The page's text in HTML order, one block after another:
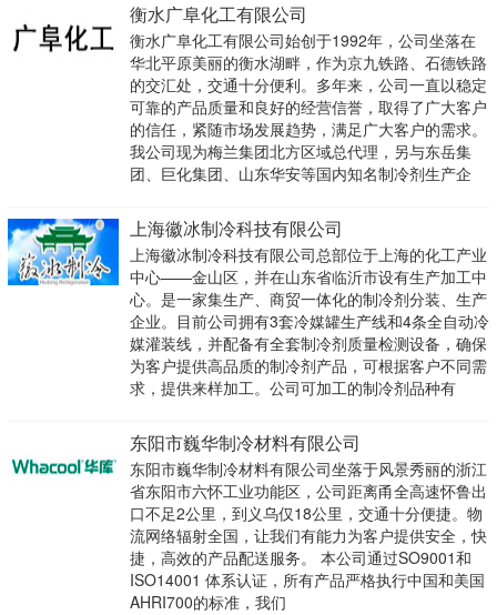
衡水广阜化工有限公司
衡水广阜化工有限公司始创于1992年，公司坐落在
华北平原美丽的衡水湖畔，作为京九铁路、石德铁路
的交汇处，交通十分便利。多年来，公司一直以稳定
可靠的产品质量和良好的经营信誉，取得了广大客户
的信任，紧随市场发展趋势，满足广大客户的需求。
我公司现为梅兰集团北方区域总代理，另与东岳集
团、巨化集团、山东华安等国内知名制冷剂生产企
上海徽冰制冷科技有限公司
上海徽冰制冷科技有限公司总部位于上海的化工产业
中心——金山区，并在山东省临沂市设有生产加工中
心。是一家集生产、商贸一体化的制冷剂分装、生产
企业。目前公司拥有3套冷媒罐生产线和4条全自动冷
媒灌装线，并配备有全套制冷剂质量检测设备，确保
为客户提供高品质的制冷剂产品，可根据客户不同需
求，提供来样加工。公司可加工的制冷剂品种有
东阳市巍华制冷材料有限公司
东阳市巍华制冷材料有限公司坐落于风景秀丽的浙江
省东阳市六怀工业功能区，公司距离甬全高速怀鲁出
口不足2公里，到义乌仅18公里，交通十分便捷。物
流网络辐射全国，让我们有能力为客户提供安全，快
捷，高效的产品配送服务。 本公司通过SO9001和
ISO14001 体系认证，所有产品严格执行中国和美国
AHRI700的标准，我们